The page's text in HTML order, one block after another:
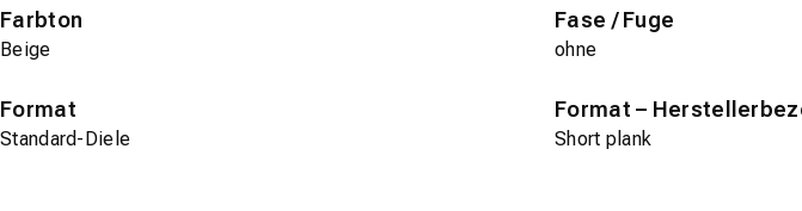
Farbton
Beige
Fase / Fuge
ohne
Format
Standard-Diele
Format –
Short plank